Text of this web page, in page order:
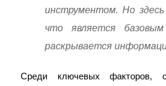
инструментом. Но
что является
раскрывается
Среди ключевых факторов,